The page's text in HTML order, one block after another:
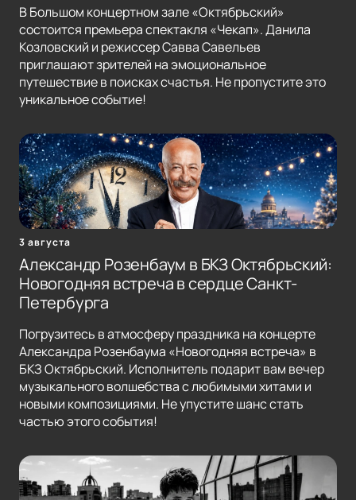
В Большом концертном зале «Октябрьский»
состоится премьера спектакля «Чекап». Данила
Козловский и режиссер Савва Савельев
приглашают зрителей на эмоциональное
путешествие в поисках счастья. Не пропустите это
уникальное событие!
3 августа
Александр Розенбаум в БКЗ Октябрьский:
Новогодняя встреча в сердце Санкт-
Петербурга
Погрузитесь в атмосферу праздника на концерте
Александра Розенбаума «Новогодняя встреча» в
БКЗ Октябрьский. Исполнитель подарит вам вечер
музыкального волшебства с любимыми хитами и
новыми композициями. Не упустите шанс стать
частью этого события!